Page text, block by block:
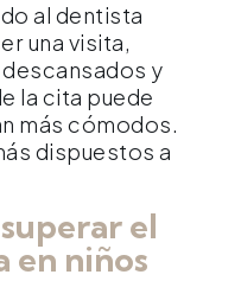
al dentista
una visita,
y
la cita puede
más cómodos.
dispuestos a
el
en niños